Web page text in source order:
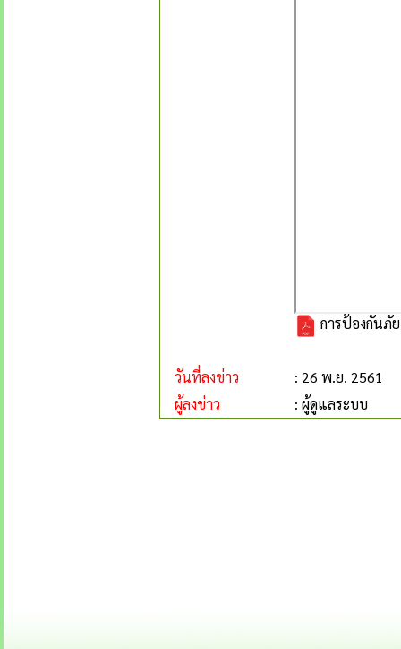
การป้องกันภั
วันที่ลงข่าว
: 26 พ.ย. 2561
ผู้ลงข่าว
: ผู้ดูแลระบบ